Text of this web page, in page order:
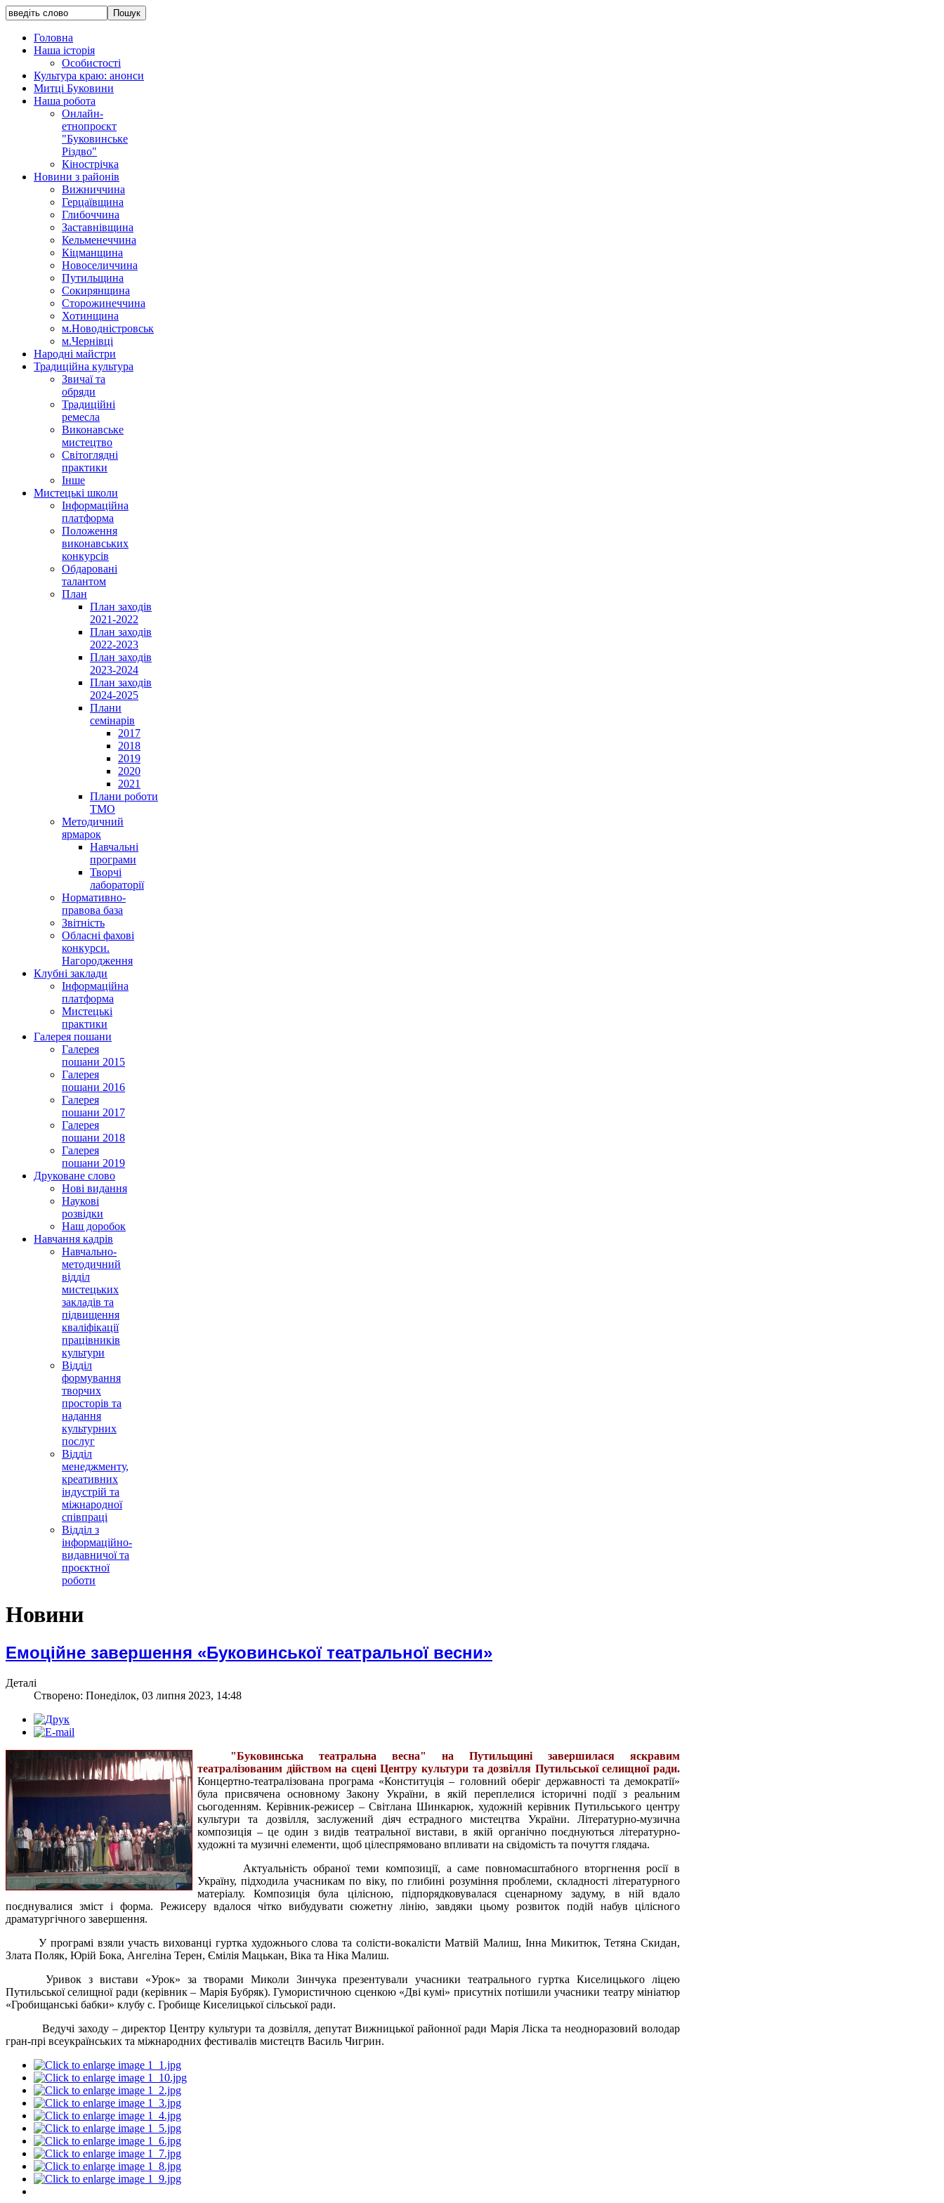
Головна
Наша історія
Особистості
Культура краю: анонси
Митці Буковини
Наша робота
Онлайн-
етнопроєкт
"Буковинське
Різдво"
Кінострічка
Новини з районів
Вижниччина
Герцаївщина
Глибоччина
Заставнівщина
Кельменеччина
Кіцманщина
Новоселиччина
Путильщина
Сокирянщина
Сторожинеччина
Хотинщина
м.Новодністровськ
м.Чернівці
Народні майстри
Традиційна культура
Звичаї та
обряди
Традиційні
ремесла
Виконавське
мистецтво
Світоглядні
практики
Інше
Мистецькі школи
Інформаційна
платформа
Положення
виконавських
конкурсів
Обдаровані
талантом
План
План заходів
2021-2022
План заходів
2022-2023
План заходів
2023-2024
План заходів
2024-2025
Плани
семінарів
2017
2018
2019
2020
2021
Плани роботи
ТМО
Методичний
ярмарок
Навчальні
програми
Творчі
лабораторії
Нормативно-
правова база
Звітність
Обласні фахові
конкурси.
Нагородження
Клубні заклади
Інформаційна
платформа
Мистецькі
практики
Галерея пошани
Галерея
пошани 2015
Галерея
пошани 2016
Галерея
пошани 2017
Галерея
пошани 2018
Галерея
пошани 2019
Друковане слово
Нові видання
Наукові
розвідки
Наш доробок
Навчання кадрів
Навчально-
методичний
відділ
мистецьких
закладів та
підвищення
кваліфікації
працівників
культури
Відділ
формування
творчих
просторів та
надання
культурних
послуг
Відділ
менеджменту,
креативних
індустрій та
міжнародної
співпраці
Відділ з
інформаційно-
видавничої та
проєктної
роботи
Новини
Емоційне завершення «Буковинської театральної весни»
Деталі
Створено: Понеділок, 03 липня 2023, 14:48
"Буковинська театральна весна" на Путильщині завершилася яскравим
театралізованим дійством на сцені Центру культури та дозвілля Путильської селищної ради.
Концертно-театралізована програма «Конституція – головний оберіг державності та демократії»
була присвячена основному Закону України, в якій переплелися історичні події з реальним
сьогоденням. Керівник-режисер – Світлана Шинкарюк, художній керівник Путильського центру
культури та дозвілля, заслужений діяч естрадного мистецтва України. Літературно-музична
композиція – це один з видів театральної вистави, в якій органічно поєднуються літературно-
художні та музичні елементи, щоб цілеспрямовано впливати на свідомість та почуття глядача.
Актуальність обраної теми композиції, а саме повномасштабного вторгнення росії в
Україну, підходила учасникам по віку, по глибині розуміння проблеми, складності літературного
матеріалу. Композиція була цілісною, підпорядковувалася сценарному задуму, в ній вдало
поєднувалися зміст і форма. Режисеру вдалося чітко вибудувати сюжетну лінію, завдяки цьому розвиток подій набув цілісного
драматургічного завершення.
У програмі взяли участь вихованці гуртка художнього слова та солісти-вокалісти Матвій Малиш, Інна Микитюк, Тетяна Скидан,
Злата Поляк, Юрій Бока, Ангеліна Терен, Ємілія Мацькан, Віка та Ніка Малиш.
Уривок з вистави «Урок» за творами Миколи Зинчука презентували учасники театрального гуртка Киселицького ліцею
Путильської селищної ради (керівник – Марія Бубряк). Гумористичною сценкою «Дві кумі» присутніх потішили учасники театру мініатюр
«Гробищанські бабки» клубу с. Гробище Киселицької сільської ради.
Ведучі заходу – директор Центру культури та дозвілля, депутат Вижницької районної ради Марія Ліска та неодноразовий володар
гран-прі всеукраїнських та міжнародних фестивалів мистецтв Василь Чигрин.